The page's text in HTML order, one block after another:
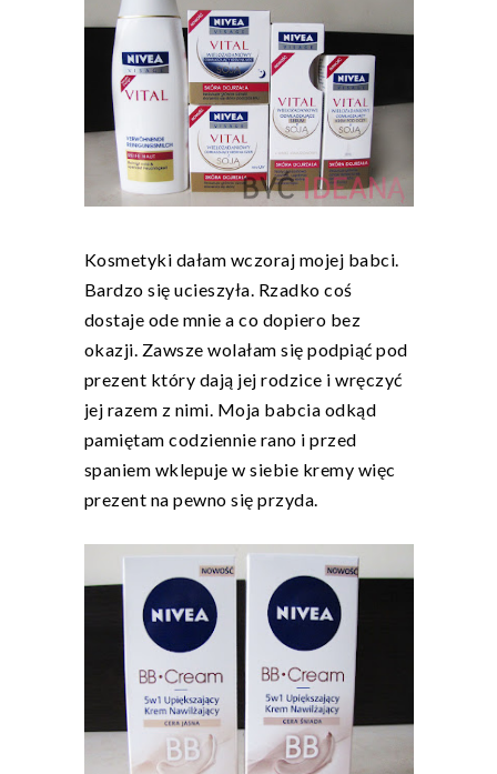
Kosmetyki dałam wczoraj mojej babci.
Bardzo się ucieszyła. Rzadko coś
dostaje ode mnie a co dopiero bez
okazji. Zawsze wolałam się podpiąć pod
prezent który dają jej rodzice i wręczyć
jej razem z nimi. Moja babcia odkąd
pamiętam codziennie rano i przed
spaniem wklepuje w siebie kremy więc
prezent na pewno się przyda.